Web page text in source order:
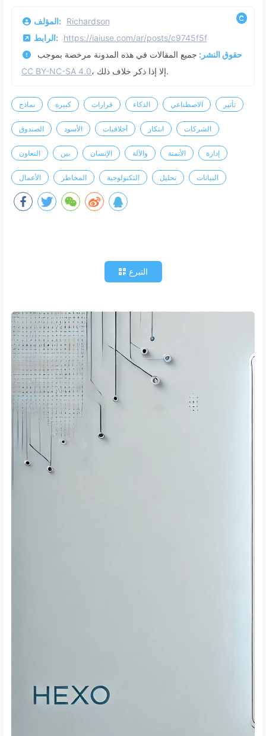
المؤلف: Richardson
الرابط: https://iaiuse.com/ar/posts/c9745f5f
حقوق النشر: جميع المقالات في هذه المدونة مرخصة بموجب
CC BY-NC-SA 4.0
، إلا إذا ذكر خلاف ذلك.
نماذج كبيرة قرارات الذكاء الاصطناعي تأثير
الصندوق الأسود أخلاقيات ابتكار الشركات
التعاون بين الإنسان والآلة الأتمتة إدارة
الأعمال المخاطر التكنولوجية تحليل البيانات
التبرع